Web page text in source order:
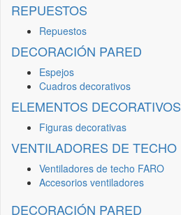
REPUESTOS
Repuestos
DECORACIÓN PARED
Espejos
Cuadros decorativos
ELEMENTOS DECORATIVOS
Figuras decorativas
VENTILADORES DE TECHO
Ventiladores de techo FARO
Accesorios ventiladores
DECORACIÓN PARED